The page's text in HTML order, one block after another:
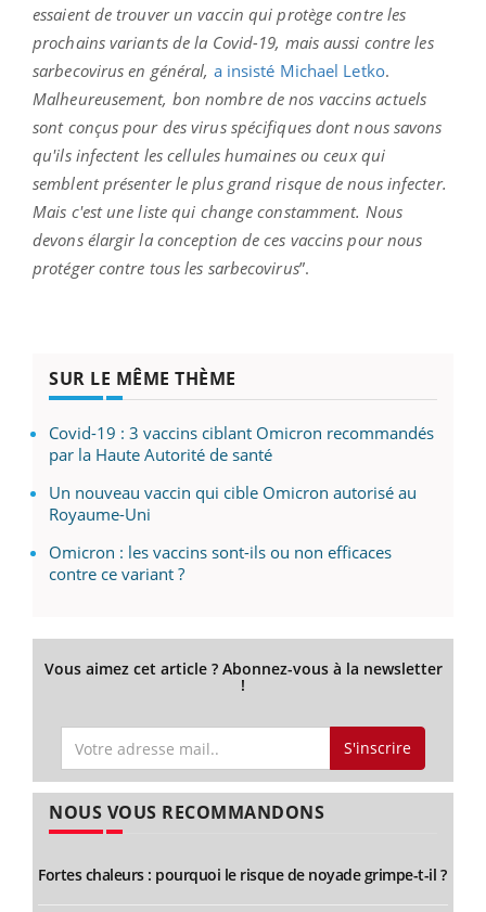
essaient de trouver un vaccin qui protège contre les
prochains variants de la Covid-19, mais aussi contre les
sarbecovirus en général, a insisté Michael Letko.
Malheureusement, bon nombre de nos vaccins actuels
sont conçus pour des virus spécifiques dont nous savons
qu'ils infectent les cellules humaines ou ceux qui
semblent présenter le plus grand risque de nous infecter.
Mais c'est une liste qui change constamment. Nous
devons élargir la conception de ces vaccins pour nous
protéger contre tous les sarbecovirus”.
SUR LE MÊME THÈME
Covid-19 : 3 vaccins ciblant Omicron recommandés
par la Haute Autorité de santé
Un nouveau vaccin qui cible Omicron autorisé au
Royaume-Uni
Omicron : les vaccins sont-ils ou non efficaces
contre ce variant ?
Vous aimez cet article ? Abonnez-vous à la newsletter
!
S'inscrire
NOUS VOUS RECOMMANDONS
Fortes chaleurs : pourquoi le risque de noyade grimpe-t-il ?